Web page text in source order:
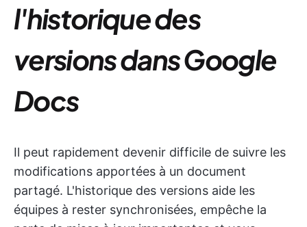
l'historique des
versions dans Google
Docs
Il peut rapidement devenir difficile de suivre les
modifications apportées à un document
partagé. L'historique des versions aide les
équipes à rester synchronisées, empêche la